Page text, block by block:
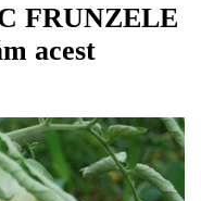
FRUNZELE
acest